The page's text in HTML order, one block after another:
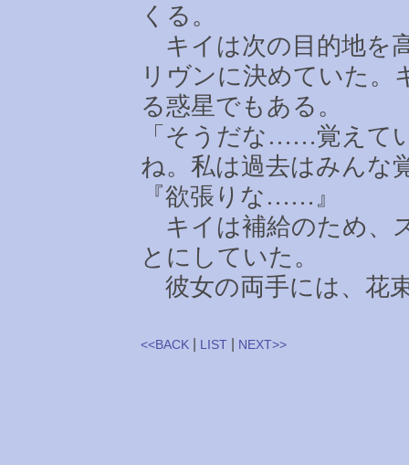
くる。
キイは次の目的地を
リヴンに決めていた。
る惑星でもある。
「そうだな ……覚えて
ね。私は過去はみんな
『欲張りな …… 』
キイは補給のため、
とにしていた。
彼女の両手には、花
<<BACK LIST NEXT>>